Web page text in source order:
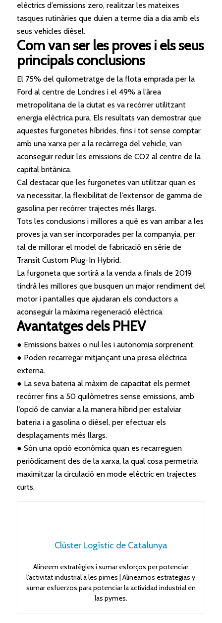
elèctrics d’emissions zero, realitzar les mateixes
tasques rutinàries que duien a terme dia a dia amb els
seus vehicles dièsel.
Com van ser les proves i els seus
principals conclusions
El 75% del quilometratge de la flota emprada per la
Ford al centre de Londres i el 49% a l’àrea
metropolitana de la ciutat es va recórrer utilitzant
energia elèctrica pura. Els resultats van demostrar que
aquestes furgonetes híbrides, fins i tot sense comptar
amb una xarxa per a la recàrrega del vehicle, van
aconseguir reduir les emissions de CO2 al centre de la
capital britànica.
Cal destacar que les furgonetes van utilitzar quan es
va necessitar, la flexibilitat de l’extensor de gamma de
gasolina per recórrer trajectes més llargs.
Tots les conclusions i millores a què es van arribar a les
proves ja van ser incorporades per la companyia, per
tal de millorar el model de fabricació en sèrie de
Transit Custom Plug-In Hybrid.
La furgoneta que sortirà a la venda a finals de 2019
tindrà les millores que busquen un major rendiment del
motor i pantalles que ajudaran els conductors a
aconseguir la màxima regeneració elèctrica.
Avantatges dels PHEV
● Emissions baixes o nul·les i autonomia sorprenent.
● Poden recarregar mitjançant una presa elèctrica
externa.
● La seva bateria al màxim de capacitat els permet
recórrer fins a 50 quilòmetres sense emissions, amb
l’opció de canviar a la manera híbrid per estalviar
bateria i a gasolina o dièsel, per efectuar els
desplaçaments més llargs.
● Són una opció econòmica quan es recarreguen
periòdicament des de la xarxa, la qual cosa permetria
maximitzar la circulació en mode elèctric en trajectes
curts.
Clúster Logístic de Catalunya
Alineem estratègies i sumar esforços per potenciar
l’activitat industrial a les pimes | Alineamos estrategias y
sumar esfuerzos para potenciar la actividad industrial en
las pymes.